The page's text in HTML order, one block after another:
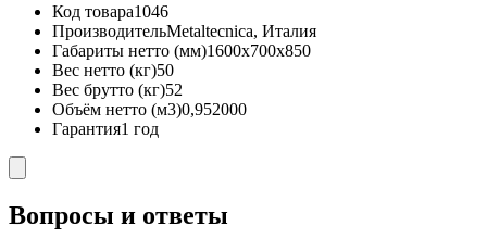
Код товара1046
ПроизводительMetaltecnica, Италия
Габариты нетто (мм)1600x700x850
Вес нетто (кг)50
Вес брутто (кг)52
Объём нетто (м3)0,952000
Гарантия1 год
Вопросы и ответы